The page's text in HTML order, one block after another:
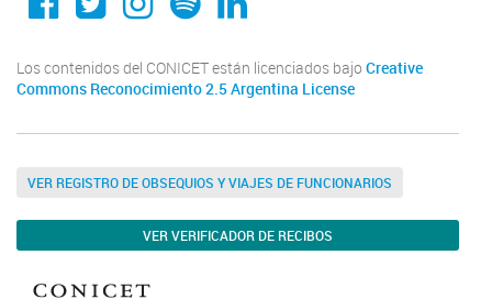
Los contenidos del CONICET están licenciados bajo Creative
Commons Reconocimiento 2.5 Argentina License
VER REGISTRO DE OBSEQUIOS Y VIAJES DE FUNCIONARIOS
VER VERIFICADOR DE RECIBOS